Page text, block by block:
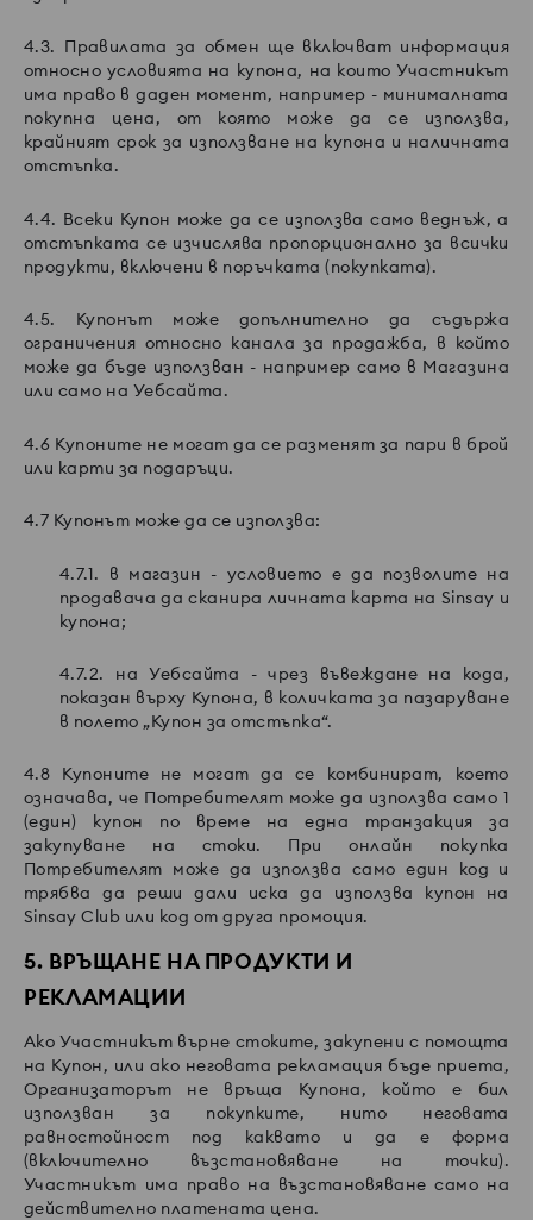
4.3. Правилата за обмен ще включват информация
относно условията на купона, на които Участникът
има право в даден момент, например - минималната
покупна цена, от която може да се използва,
крайният срок за използване на купона и наличната
отстъпка.
4.4. Всеки Купон може да се използва само веднъж, а
отстъпката се изчислява пропорционално за всички
продукти, включени в поръчката (покупката).
4.5. Купонът може допълнително да съдържа
ограничения относно канала за продажба, в който
може да бъде използван - например само в Магазина
или само на Уебсайта.
4.6 Купоните не могат да се разменят за пари в брой
или карти за подаръци.
4.7 Купонът може да се използва:
4.7.1. в магазин - условието е да позволите на
продавача да сканира личната карта на Sinsay и
купона;
4.7.2. на Уебсайта - чрез въвеждане на кода,
показан върху Купона, в количката за пазаруване
в полето „Купон за отстъпка“.
4.8 Купоните не могат да се комбинират, което
означава, че Потребителят може да използва само 1
(един) купон по време на една транзакция за
закупуване на стоки. При онлайн покупка
Потребителят може да използва само един код и
трябва да реши дали иска да използва купон на
Sinsay Club или код от друга промоция.
5. ВРЪЩАНЕ НА ПРОДУКТИ И
РЕКЛАМАЦИИ
Ако Участникът върне стоките, закупени с помощта
на Купон, или ако неговата рекламация бъде приета,
Организаторът не връща Купона, който е бил
използван за покупките, нито неговата
равностойност под каквато и да е форма
(включително възстановяване на точки).
Участникът има право на възстановяване само на
действително платената цена.